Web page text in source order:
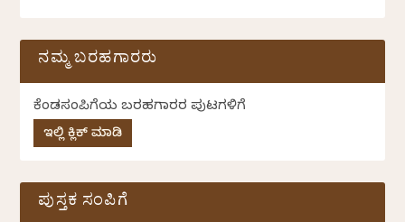
ನಮ್ಮ ಬರಹಗಾರರು
ಕೆಂಡಸಂಪಿಗೆಯ ಬರಹಗಾರರ ಪುಟಗಳಿಗೆ
ಇಲ್ಲಿ ಕ್ಲಿಕ್ ಮಾಡಿ
ಪುಸ್ತಕ ಸಂಪಿಗೆ